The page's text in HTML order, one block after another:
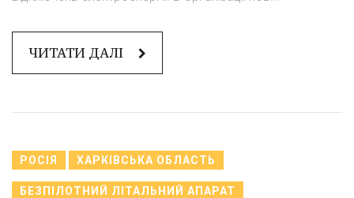
ЧИТАТИ ДАЛІ
РОСІЯ ХАРКІВСЬКА ОБЛАСТЬ
БЕЗПІЛОТНИЙ ЛІТАЛЬНИЙ АПАРАТ